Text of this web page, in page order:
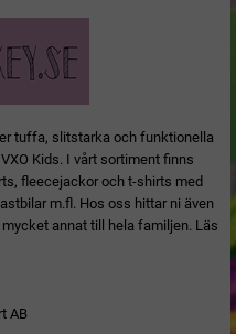
tuffa, slitstarka och funktionella
Kids. I vårt sortiment finns
fleecejackor och t-shirts med
m.fl. Hos oss hittar ni även
annat till hela familjen. Läs
AB